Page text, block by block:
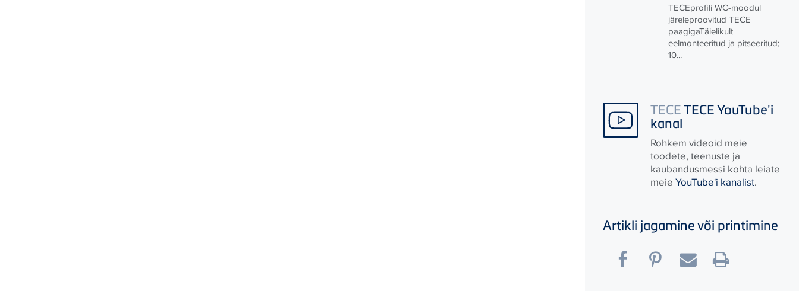
TECEprofili WC-moodul
järeleproovitudTECE
paagigaTäielikult
eelmonteeritud ja pitseeritud;
10...
TECETECE YouTube'i
kanal
Rohkem videoid meie
toodete, teenuste ja
kaubandusmessi kohta leiate
meieYouTube'i kanalist.
Artikli jagamine või printimine